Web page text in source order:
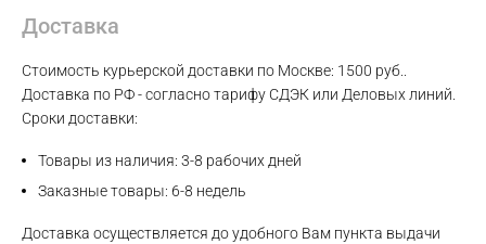
Доставка
Стоимость курьерской доставки по Москве: 1500 руб..
Доставка по РФ - согласно тарифу СДЭК или Деловых линий.
Сроки доставки:
Товары из наличия: 3-8 рабочих дней
Заказные товары: 6-8 недель
Доставка осуществляется до удобного Вам пункта выдачи